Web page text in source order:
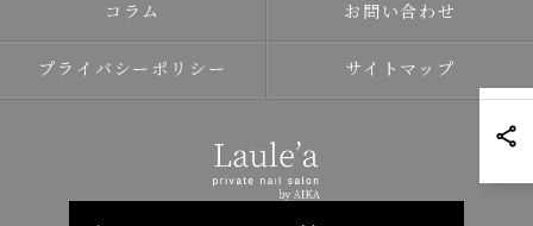
コラム お問い合わせ
プライバシーポリシー サイトマップ